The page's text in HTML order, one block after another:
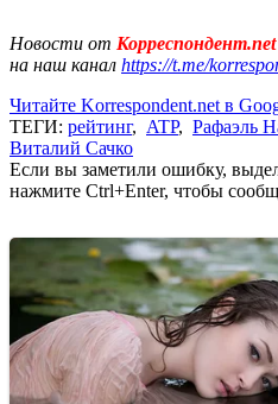
Новости от Корреспондент.net
на наш канал https://t.me/
Читайте Korrespondent.net в
ТЕГИ: рейтинг, ATP, Рафаэль
Виталий Сачко
Если вы заметили ошибку,
нажмите Ctrl+Enter, чтобы